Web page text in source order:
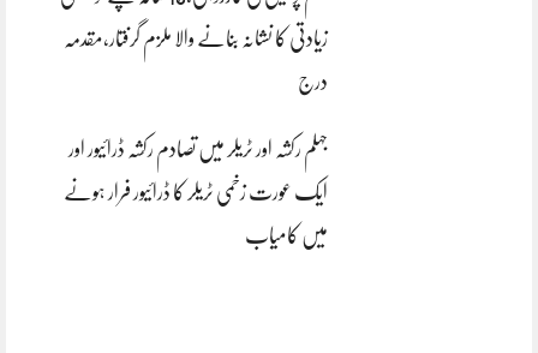
زیادتی کا نشانہ بنانے والا ملزم گرفتار،مقدمہ
درج
جہلم رکشہ اور ٹریلر میں تصادم رکشہ ڈرائیور اور
ایک عورت زخمی ٹریلر کا ڈرائیور فرار ہونے
میں کامیاب